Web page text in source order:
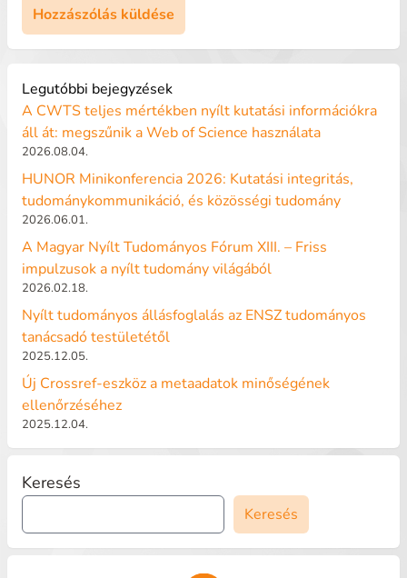
Legutóbbi bejegyzések
A CWTS teljes mértékben nyílt kutatási információkra
áll át: megszűnik a Web of Science használata
2026.08.04.
HUNOR Minikonferencia 2026: Kutatási integritás,
tudománykommunikáció, és közösségi tudomány
2026.06.01.
A Magyar Nyílt Tudományos Fórum XIII. – Friss
impulzusok a nyílt tudomány világából
2026.02.18.
Nyílt tudományos állásfoglalás az ENSZ tudományos
tanácsadó testületétől
2025.12.05.
Új Crossref-eszköz a metaadatok minőségének
ellenőrzéséhez
2025.12.04.
Keresés
Keresés